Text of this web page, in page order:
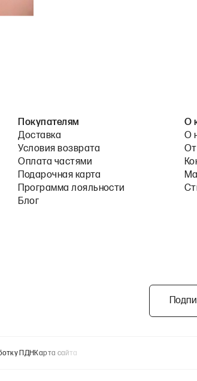
Покупателям
Доставка
Условия возврата
Оплата частями
Подарочная карта
Программа лояльности
Блог
О
О
ПДНКарта сайта